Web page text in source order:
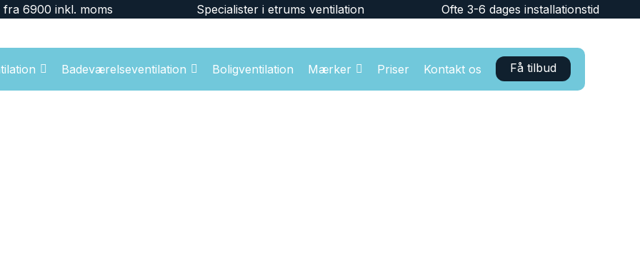
fra 6900 inkl. moms Specialister i etrums ventilation Ofte 3-6 dages installationstid
Badeværelseventilation Boligventilation Mærker Priser Kontakt os Få tilbud